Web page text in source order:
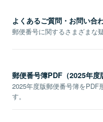
よくあるご質問・お問い合
郵便番号に関するさまざまな
郵便番号簿PDF（2025年度
2025年度版郵便番号簿をPDF
す。